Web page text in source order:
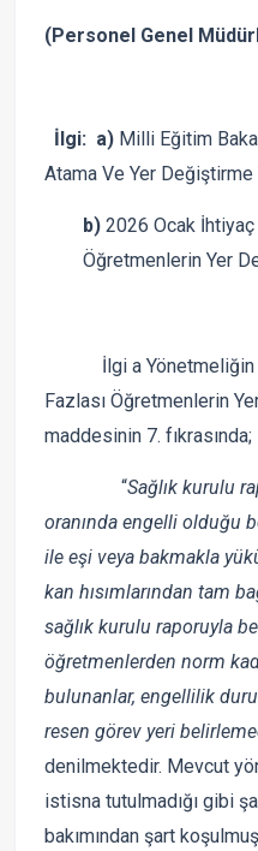
(Personel Genel
İlgi: a) Milli Eğitim
Atama Ve Yer
b) 2026 Ocak
Öğretmenlerin Yer
İlgi a Yönetmeliğin
Fazlası Öğretmenlerin
maddesinin 7. fıkrasında;
“Sağlık kurulu
oranında engelli olduğu
ile eşi veya bakmakla
kan hısımlarından tam
sağlık kurulu raporuyla
öğretmenlerden norm
bulunanlar, engellilik
resen görev yeri
denilmektedir. Mevcut
istisna tutulmadığı gibi
bakımından şart